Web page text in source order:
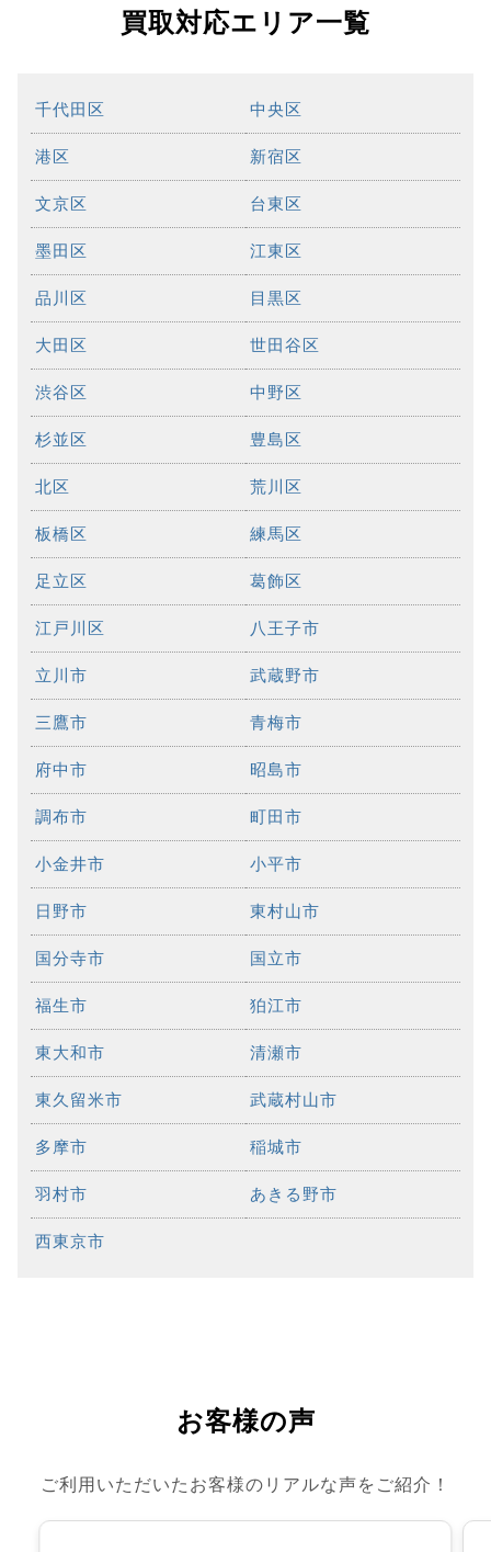
買取対応エリア一覧
千代田区 中央区
港区 新宿区
文京区 台東区
墨田区 江東区
品川区 目黒区
大田区 世田谷区
渋谷区 中野区
杉並区 豊島区
北区 荒川区
板橋区 練馬区
足立区 葛飾区
江戸川区 八王子市
立川市 武蔵野市
三鷹市 青梅市
府中市 昭島市
調布市 町田市
小金井市 小平市
日野市 東村山市
国分寺市 国立市
福生市 狛江市
東大和市 清瀬市
東久留米市 武蔵村山市
多摩市 稲城市
羽村市 あきる野市
西東京市
お客様の声
ご利用いただいたお客様のリアルな声をご紹介！